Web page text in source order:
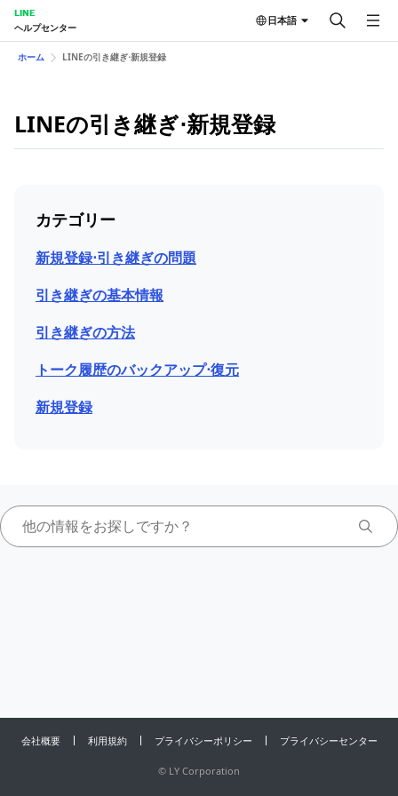
LINE
ヘルプセンター
日本語
ホーム LINEの引き継ぎ⋅新規登録
LINEの引き継ぎ⋅新規登録
カテゴリー
新規登録⋅引き継ぎの問題
引き継ぎの基本情報
引き継ぎの方法
トーク履歴のバックアップ⋅復元
新規登録
会社概要 利用規約 プライバシーポリシー プライバシーセンター
© LY Corporation